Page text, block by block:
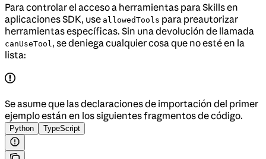
Para controlar el acceso a herramientas para Skills en
aplicaciones SDK, use allowedTools para preautorizar
herramientas específicas. Sin una devolución de llamada
canUseTool , se deniega cualquier cosa que no esté en la
lista:
Se asume que las declaraciones de importación del primer
ejemplo están en los siguientes fragmentos de código.
Python TypeScript